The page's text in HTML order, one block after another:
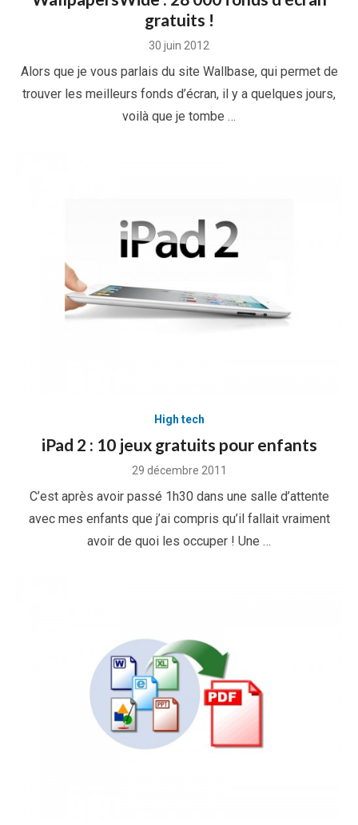
gratuits !
Posted
30 juin 2012
Alors que je vous parlais du site Wallbase, qui permet de
trouver les meilleurs fonds d’écran, il y a quelques jours,
voilà que je tombe …
High tech
iPad 2 : 10 jeux gratuits pour enfants
Posted
29 décembre 2011
C’est après avoir passé 1h30 dans une salle d’attente
avec mes enfants que j’ai compris qu’il fallait vraiment
avoir de quoi les occuper ! Une …